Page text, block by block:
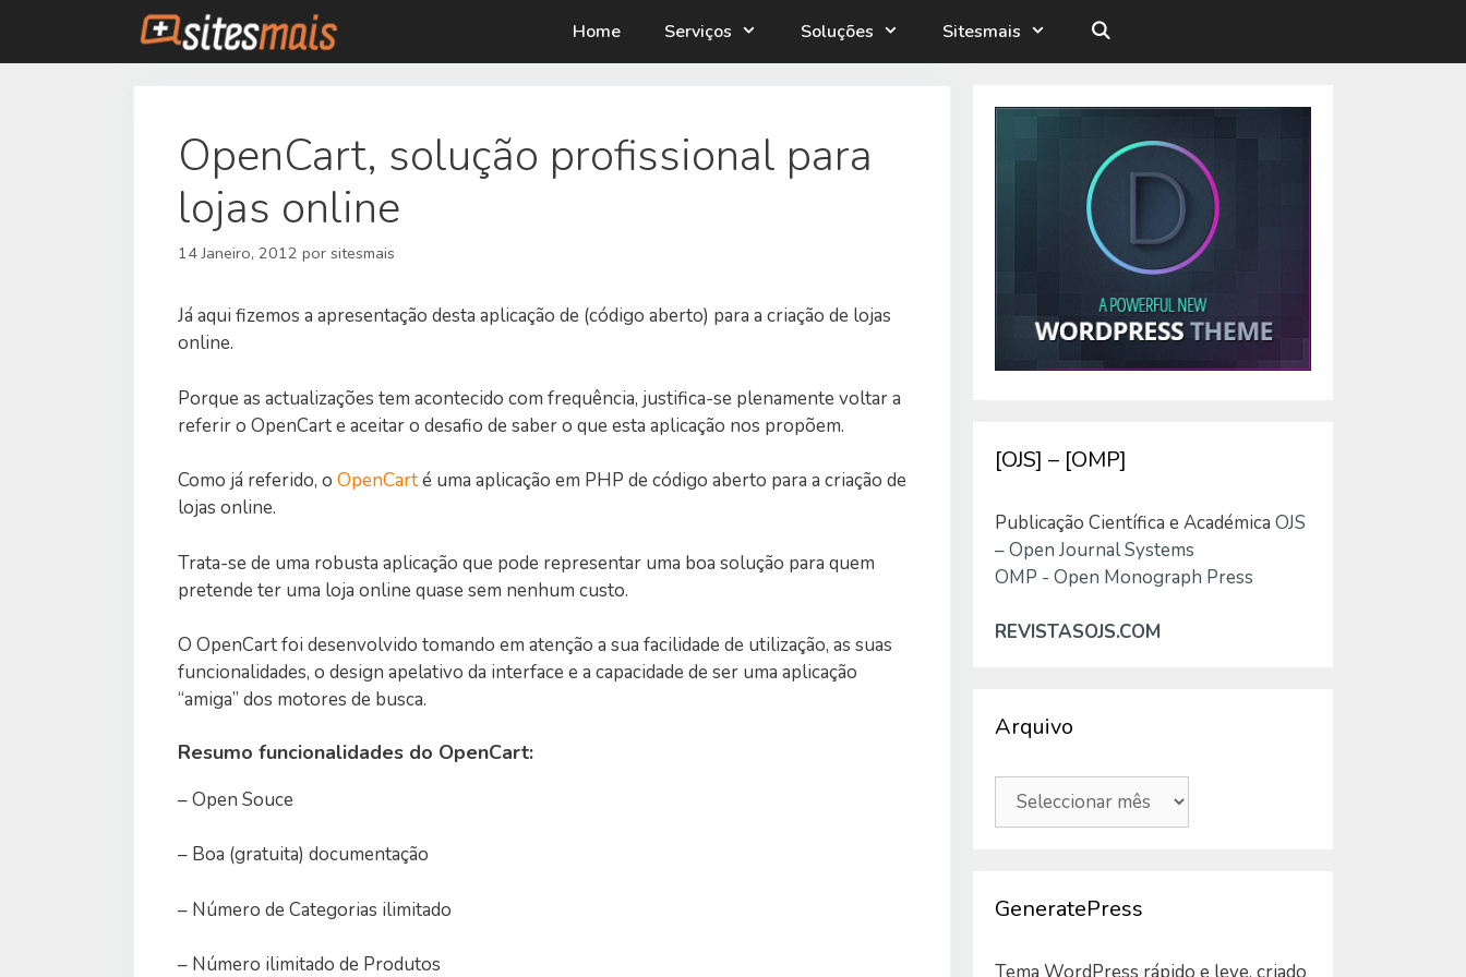
o
Home Serviços Soluções Sitesmais
OpenCart, solução profissional para
lojas online
14 Janeiro, 2012 por sitesmais
Já aqui fizemos a apresentação desta aplicação de (código aberto) para a criação de lojas
online.
Porque as actualizações tem acontecido com frequência, justifica-se plenamente voltar a
referir o OpenCart e aceitar o desafio de saber o que esta aplicação nos propõem.
Como já referido, o OpenCarté uma aplicação em PHP de código aberto para a criação de
lojas online.
Trata-se de uma robusta aplicação que pode representar uma boa solução para quem
pretende ter uma loja online quase sem nenhum custo.
O OpenCart foi desenvolvido tomando em atenção a sua facilidade de utilização, as suas
funcionalidades, o design apelativo da interface e a capacidade de ser uma aplicação
“amiga” dos motores de busca.
Resumo funcionalidades do OpenCart:
– Open Souce
– Boa (gratuita) documentação
– Número de Categorias ilimitado
– Número ilimitado de Produtos
[OJS] – [OMP]
Publicação Científica e Académica OJS
– Open Journal Systems
OMP - Open Monograph Press
REVISTASOJS.COM
Arquivo
Arquivo
GeneratePress
Tema WordPress rápido e leve, criado